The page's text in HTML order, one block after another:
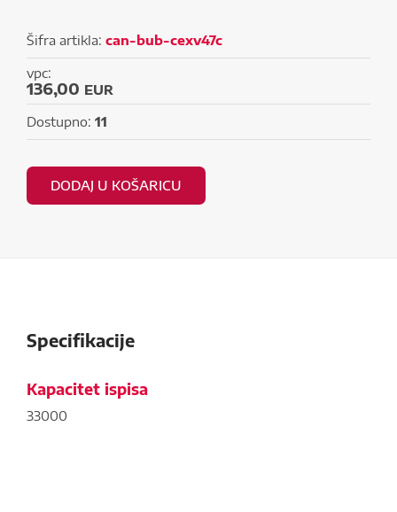
Šifra artikla: can-bub-cexv47c
vpc:
136,00 EUR
Dostupno: 11
DODAJ U KOŠARICU
Specifikacije
Kapacitet ispisa
33000